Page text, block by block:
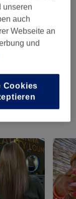
ab 25 €
7 ab 25 €
ab 90 €
unseren
auch
Webseite an
und
Cookies